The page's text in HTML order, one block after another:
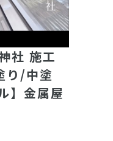
社 施工
り/中塗
】金属屋